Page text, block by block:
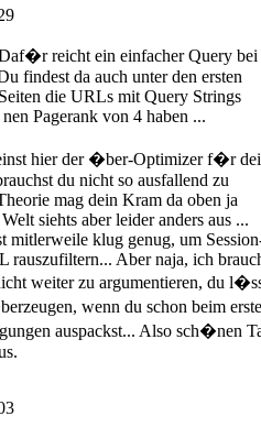
reicht ein einfacher Query bei
findest da auch unter den ersten
die URLs mit Query Strings
Pagerank von 4 haben ...
hier der �ber-Optimizer f�r
du nicht so ausfallend zu
mag dein Kram da oben ja
siehts aber leider anders aus ...
mitlerweile klug genug, um
rauszufiltern... Aber naja, ich
weiter zu argumentieren, du
wenn du schon beim
auspackst... Also sch�nen